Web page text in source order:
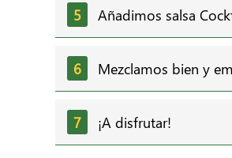
Añadimos salsa
Mezclamos bien y
¡A disfrutar!